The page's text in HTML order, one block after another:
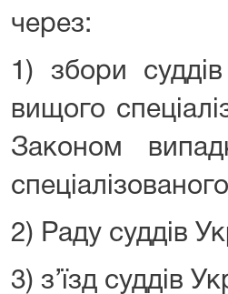
через:
1) збори
вищого
Законом
2) Раду суддів
3) з’їзд суддів